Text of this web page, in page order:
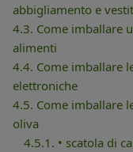
abbigliamento e
4.3. Come imballare
alimenti
4.4. Come imballare
elettroniche
4.5. Come imballare
oliva
4.5.1. • scatola di